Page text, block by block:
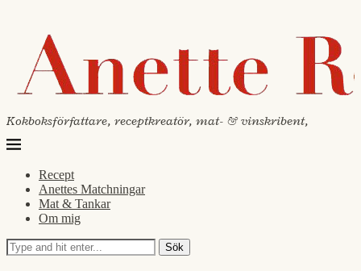
Kokboksförfattare, receptkreatör, mat- & vinskribent,
Recept
Anettes Matchningar
Mat & Tankar
Om mig
Sök